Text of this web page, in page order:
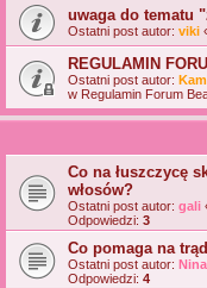
uwaga do tematu
Ostatni post autor: viki
REGULAMIN
Ostatni post autor:
w Regulamin Forum
Co na łuszczycę
włosów?
Ostatni post autor: gali
Odpowiedzi: 3
Co pomaga na
Ostatni post autor:
Odpowiedzi: 4